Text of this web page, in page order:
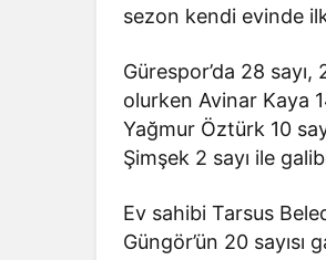
sezon kendi evinde
Gürespor’da 28
olurken Avinar Kaya
Yağmur Öztürk 10
Şimşek 2 sayı ile
Ev sahibi Tarsus
Güngör’ün 20 sayısı